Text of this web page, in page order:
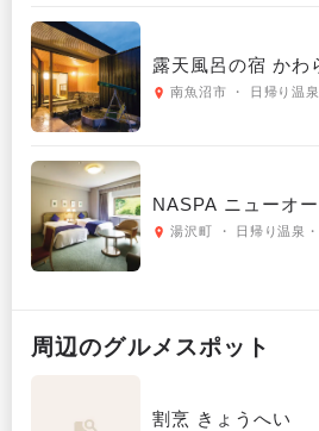
露天風呂の宿 かわ
南魚沼市 ・ 日帰り温
NASPA ニューオ
周辺のグルメ スポット
割烹 きょうへい